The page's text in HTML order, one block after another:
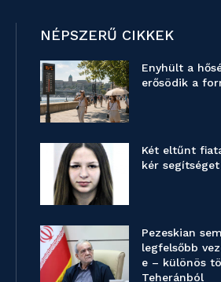
NÉPSZERŰ CIKKEK
Enyhült a
erősödik a
Két eltűnt
kér
Pezeskian
legfelsőbb
e – különös
Teheránból